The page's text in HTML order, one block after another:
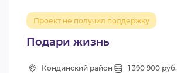
Подари жизнь
Проект не получил поддержку
Кондинский район
1 390 900 руб.